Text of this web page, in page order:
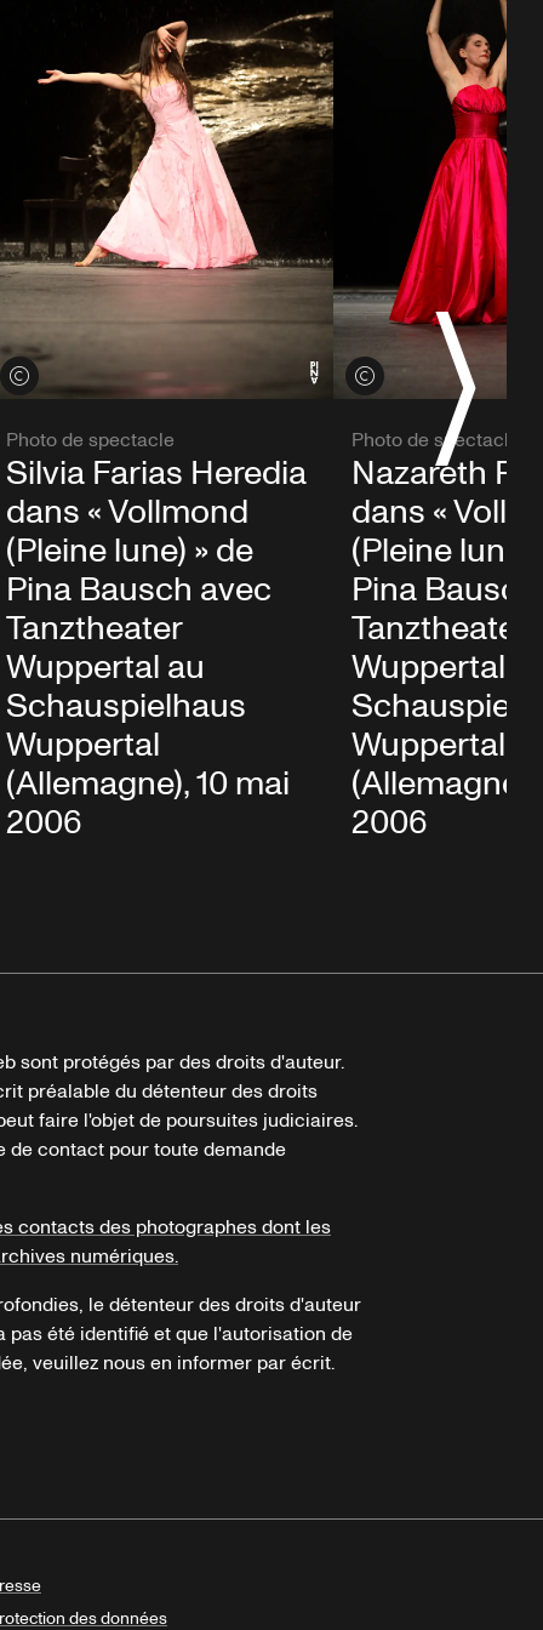
Voir les crédits
Photo de spectacle
Silvia Farias Heredia
dans « Vollmond
(Pleine lune) » de
Pina Bausch avec
Tanztheater
Wuppertal au
Schauspielhaus
Wuppertal
(Allemagne), 10 mai
2006
Voir les crédits
Photo de spectacle
Nazareth
dans «
(Pleine lune)
Pina
Tanztheater
Wuppertal
Wuppertal
(Allemagne),
2006
sont protégés par des droits d'auteur.
préalable du détenteur des droits
faire l'objet de poursuites judiciaires.
de contact pour toute demande
contacts des photographes dont les
numériques.
le détenteur des droits d'auteur
été identifié et que l'autorisation de
veuillez nous en informer par écrit.
des données